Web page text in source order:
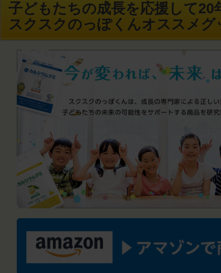
子どもたちの成長を応援して20
スクスクのっぽくんオススメグ